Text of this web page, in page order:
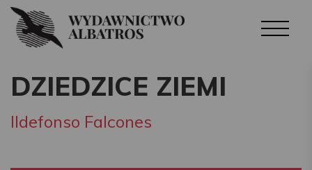
DZIEDZICE ZIEMI
Ildefonso Falcones